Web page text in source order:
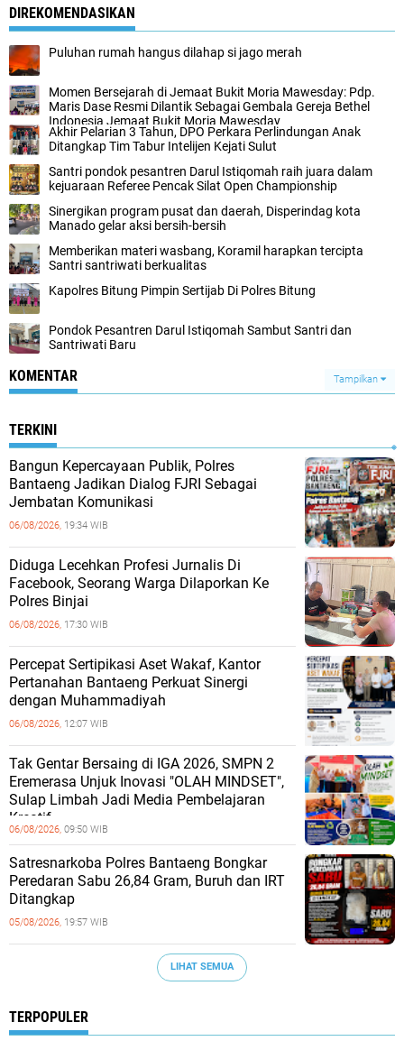
DIREKOMENDASIKAN
Puluhan rumah hangus dilahap si jago merah
Momen Bersejarah di Jemaat Bukit Moria Mawesday: Pdp.
Maris Dase Resmi Dilantik Sebagai Gembala Gereja Bethel
Indonesia Jemaat Bukit Moria Mawesday
Akhir Pelarian 3 Tahun, DPO Perkara Perlindungan Anak
Ditangkap Tim Tabur Intelijen Kejati Sulut
Santri pondok pesantren Darul Istiqomah raih juara dalam
kejuaraan Referee Pencak Silat Open Championship
Sinergikan program pusat dan daerah, Disperindag kota
Manado gelar aksi bersih-bersih
Memberikan materi wasbang, Koramil harapkan tercipta
Santri santriwati berkualitas
Kapolres Bitung Pimpin Sertijab Di Polres Bitung
Pondok Pesantren Darul Istiqomah Sambut Santri dan
Santriwati Baru
KOMENTAR Tampilkan
TERKINI
Bangun Kepercayaan Publik, Polres
Bantaeng Jadikan Dialog FJRI Sebagai
Jembatan Komunikasi
06/08/2026, 19:34 WIB
Diduga Lecehkan Profesi Jurnalis Di
Facebook, Seorang Warga Dilaporkan Ke
Polres Binjai
06/08/2026, 17:30 WIB
Percepat Sertipikasi Aset Wakaf, Kantor
Pertanahan Bantaeng Perkuat Sinergi
dengan Muhammadiyah
06/08/2026, 12:07 WIB
Tak Gentar Bersaing di IGA 2026, SMPN 2
Eremerasa Unjuk Inovasi "OLAH MINDSET",
Sulap Limbah Jadi Media Pembelajaran
Kreatif
06/08/2026, 09:50 WIB
Satresnarkoba Polres Bantaeng Bongkar
Peredaran Sabu 26,84 Gram, Buruh dan IRT
Ditangkap
05/08/2026, 19:57 WIB
LIHAT SEMUA
TERPOPULER